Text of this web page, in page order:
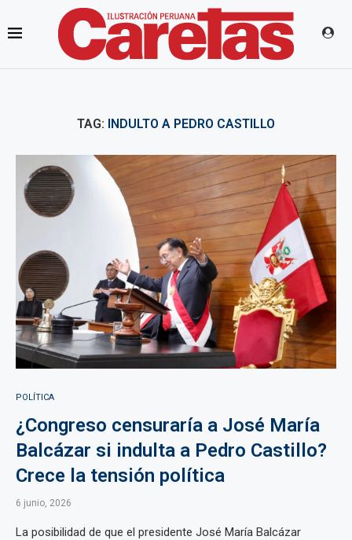
TAG: INDULTO A PEDRO CASTILLO
POLÍTICA
¿Congreso censuraría a José María
Balcázar si indulta a Pedro Castillo?
Crece la tensión política
6 junio, 2026
La posibilidad de que el presidente José María Balcázar